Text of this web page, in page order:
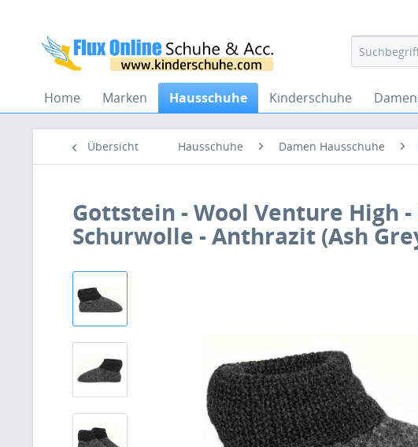
Home Marken Hausschuhe Kinderschuhe
Übersicht Hausschuhe Damen Hausschuhe
Gottstein - Wool Venture High
Schurwolle - Anthrazit (Ash